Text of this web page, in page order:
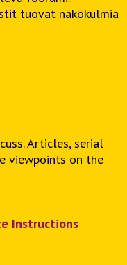
tuovat näkökulmia
Articles, serial
viewpoints on the
Instructions